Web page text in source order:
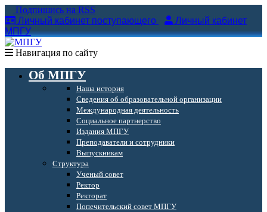
Подпишись на RSS
Личный кабинет поступающего
Личный кабинет
МПГУ
Навигация по сайту
Об МПГУ
Наша история
Сведения об образовательной организации
Международная деятельность
Социальное партнерство
Издания МПГУ
Преподаватели и сотрудники
Выпускникам
Структура
Ученый совет
Ректор
Ректорат
Попечительский совет МПГУ